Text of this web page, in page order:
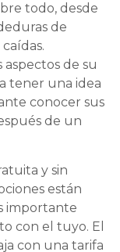
todo, desde
de
de su
tener una idea
conocer sus
de un
y sin
están
importante
con el tuyo. El
con una tarifa